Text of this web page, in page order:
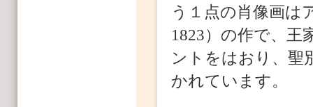
う１点の肖像画は
1823）の作で、王
ントをはおり、聖
かれています。